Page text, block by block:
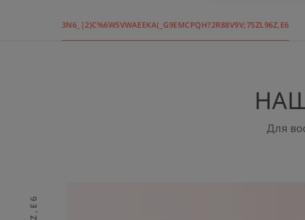
3N6_|2)C%6WSVWAEEKA(_G9EMCPQH?2R88V9V;7SZL96Z,E6
Для